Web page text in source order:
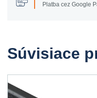
Platba cez Google
Súvisiace